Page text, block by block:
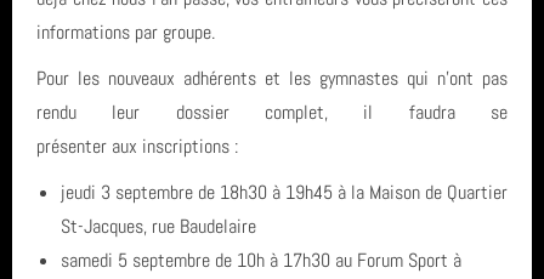
informations par groupe.
Pour les nouveaux adhérents et les gymnastes qui n'ont pas
rendu leur dossier complet, il faudra se
présenter aux inscriptions :
jeudi 3 septembre de 18h30 à 19h45 à la Maison de Quartier
St-Jacques, rue Baudelaire
samedi 5 septembre de 10h à 17h30 au Forum Sport à